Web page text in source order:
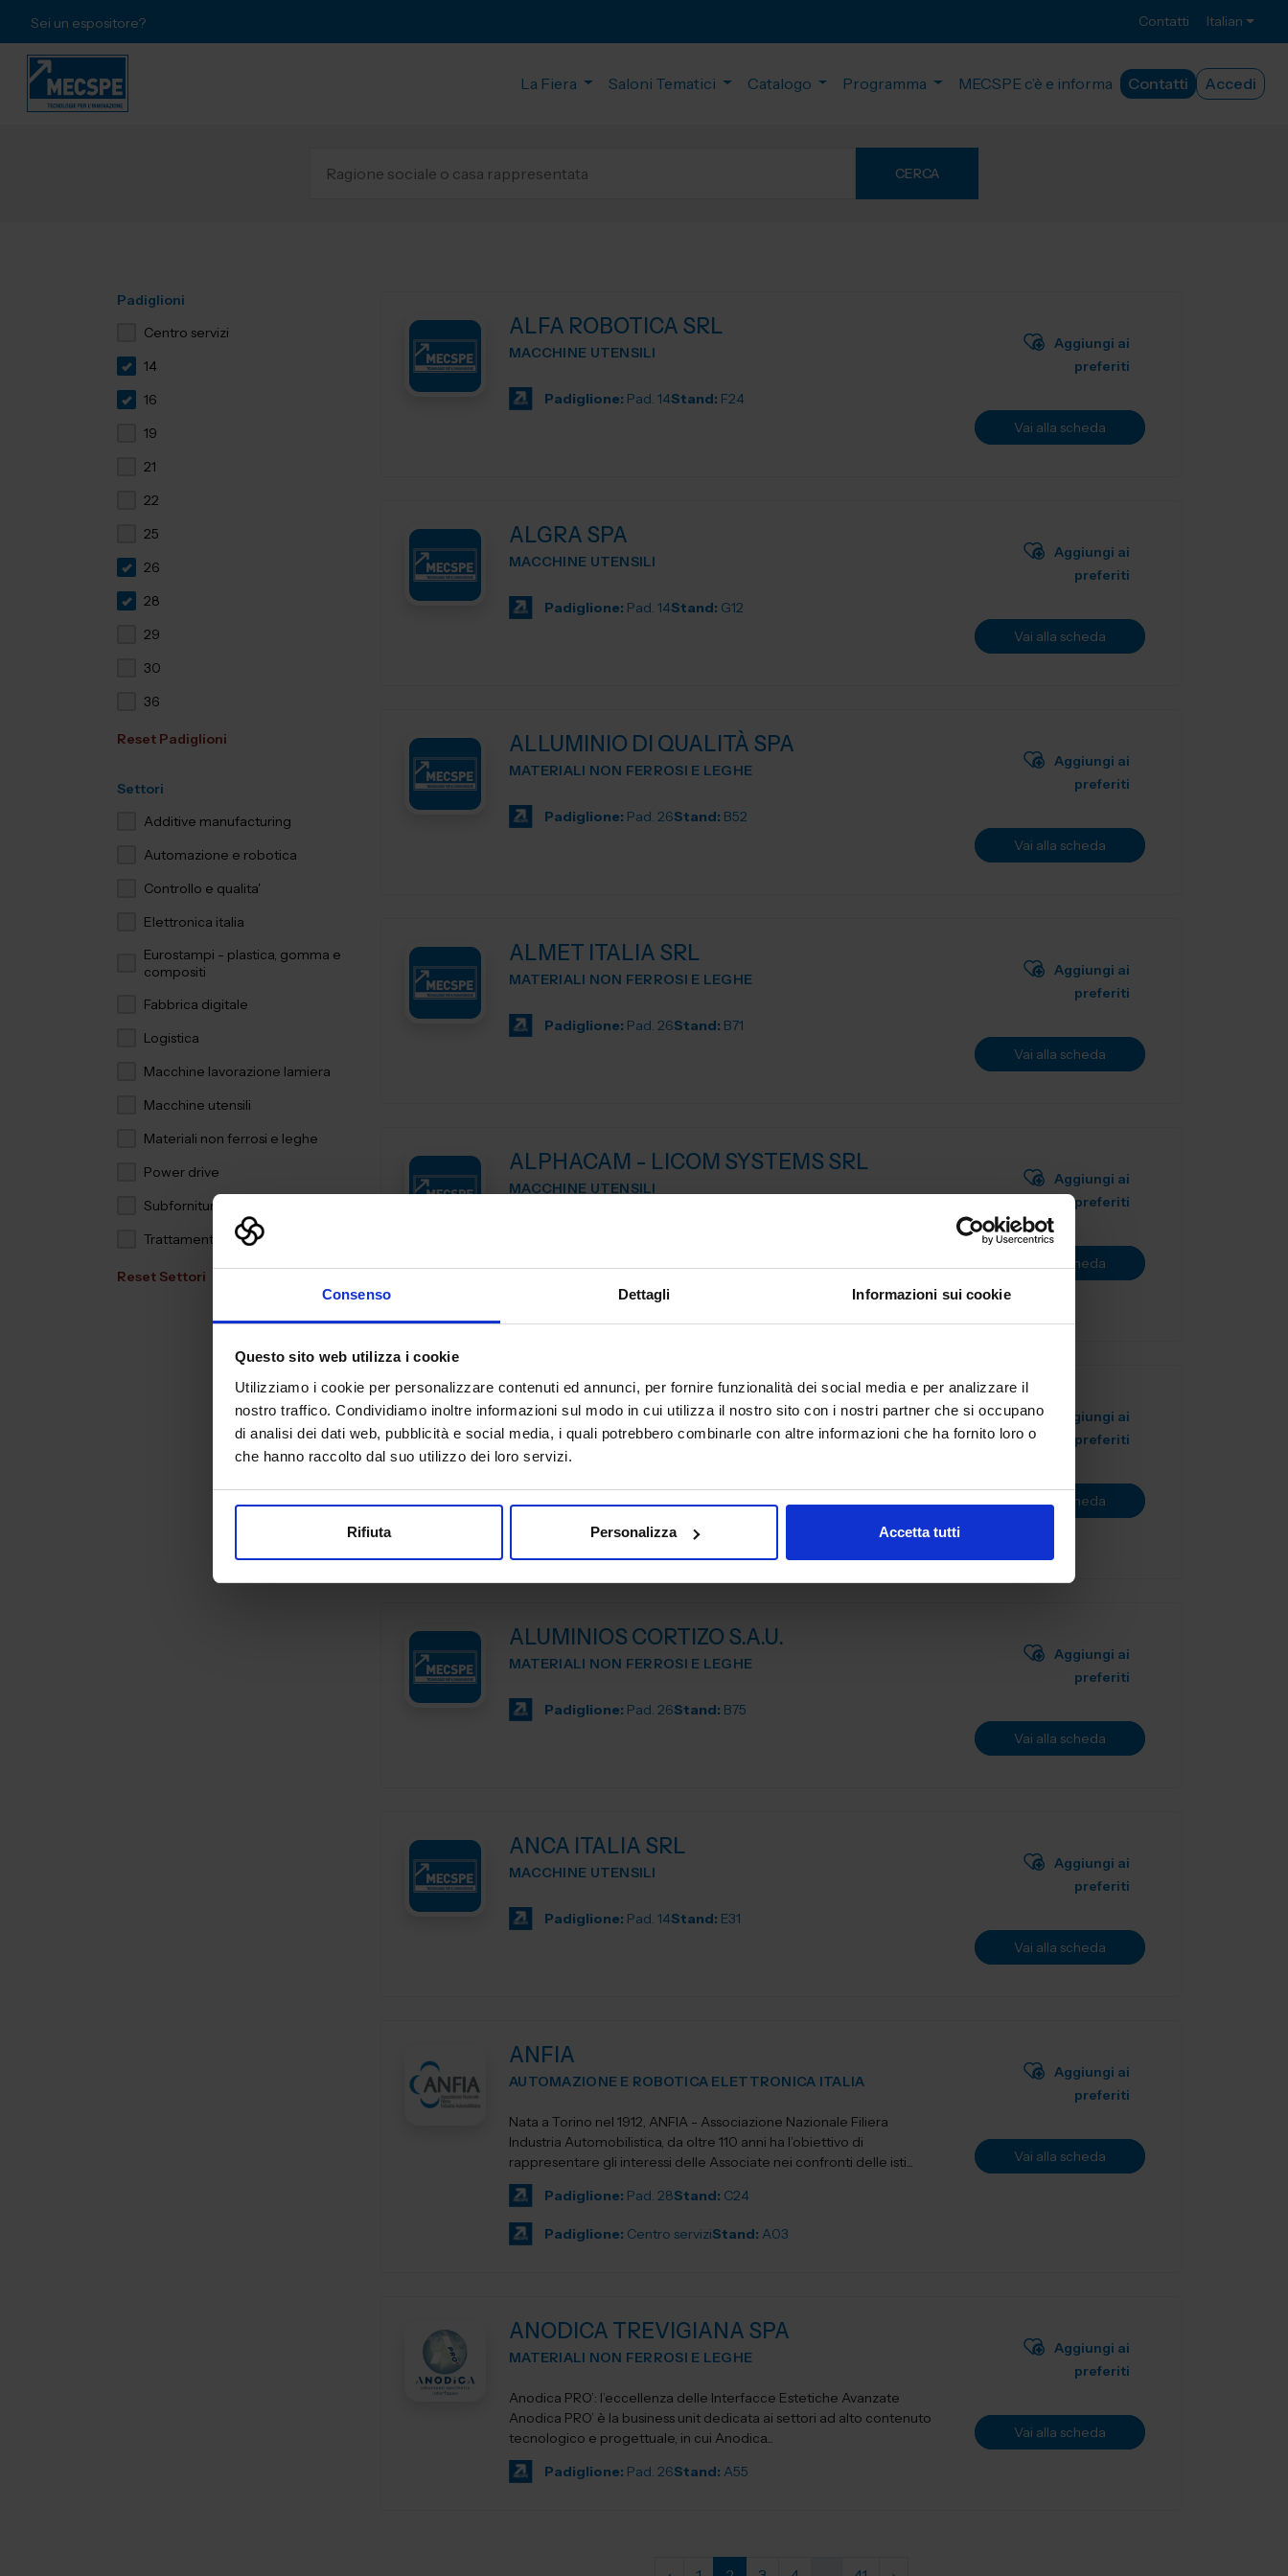
Consenso Dettagli Informazioni sui cookie
Questo sito web utilizza i cookie
Utilizziamo i cookie per personalizzare contenuti ed annunci, per fornire funzionalità dei social media e per analizzare il
nostro traffico. Condividiamo inoltre informazioni sul modo in cui utilizza il nostro sito con i nostri partner che si occupano
di analisi dei dati web, pubblicità e social media, i quali potrebbero combinarle con altre informazioni che ha fornito loro o
che hanno raccolto dal suo utilizzo dei loro servizi.
Rifiuta Personalizza Accetta tutti
Sei un espositore? Contatti Italian
La Fiera Saloni Tematici Catalogo Programma MECSPE c’è e informa Contatti Accedi
CERCA
Padiglioni
Centro servizi
14
16
19
21
22
25
26
28
29
30
36
Reset Padiglioni
Settori
Additive manufacturing
Automazione e robotica
Controllo e qualita'
Elettronica italia
Eurostampi - plastica, gomma e
compositi
Fabbrica digitale
Logistica
Macchine lavorazione lamiera
Macchine utensili
Materiali non ferrosi e leghe
Power drive
Subfornitura meccanica
Trattamenti e finiture
Reset Settori
ALFA ROBOTICA SRL
MACCHINE UTENSILI
Padiglione: Pad. 14Stand: F24
Aggiungi ai
preferiti
Vai alla scheda
ALGRA SPA
MACCHINE UTENSILI
Padiglione: Pad. 14Stand: G12
Aggiungi ai
preferiti
Vai alla scheda
ALLUMINIO DI QUALITÀ SPA
MATERIALI NON FERROSI E LEGHE
Padiglione: Pad. 26Stand: B52
Aggiungi ai
preferiti
Vai alla scheda
ALMET ITALIA SRL
MATERIALI NON FERROSI E LEGHE
Padiglione: Pad. 26Stand: B71
Aggiungi ai
preferiti
Vai alla scheda
ALPHACAM - LICOM SYSTEMS SRL
MACCHINE UTENSILI
siano essi centri di lavoro, pantografi, torni da3 fino a 5 a...
Padiglione:Pad. 16
Aggiungi ai
preferiti
Vai alla scheda
ALSCO ITALIA SRL
SUBFORNITURA MECCANICA
ALSCO è un gruppo internazionale leader nei servizi di noleggio,
lavaggio e gestione di abbigliamento professionale, biancheria e
dispositivi per l’igiene. In Italia, ALSCO Italia support...
Padiglione:Pad. 26Stand:
Aggiungi ai
preferiti
Vai alla scheda
ALUMINIOS CORTIZO S.A.U.
MATERIALI NON FERROSI E LEGHE
Padiglione: Pad. 26Stand: B75
Aggiungi ai
preferiti
Vai alla scheda
ANCA ITALIA SRL
MACCHINE UTENSILI
Padiglione: Pad. 14Stand: E31
Aggiungi ai
preferiti
Vai alla scheda
ANFIA
AUTOMAZIONE E ROBOTICA ELETTRONICA ITALIA
Nata a Torino nel 1912, ANFIA - Associazione Nazionale Filiera
Industria Automobilistica, da oltre 110 anni ha l’obiettivo di
rappresentare gli interessi delle Associate nei confronti delle isti...
Padiglione: Pad. 28Stand: C24
Padiglione: Centro serviziStand: A03
Aggiungi ai
preferiti
Vai alla scheda
ANODICA TREVIGIANA SPA
MATERIALI NON FERROSI E LEGHE
Anodica PRO’: l’eccellenza delle Interfacce Estetiche Avanzate
Anodica PRO’ è la business unit dedicata ai settori ad alto contenuto
tecnologico e progettuale, in cui Anodica...
Padiglione: Pad. 26Stand: A55
Aggiungi ai
preferiti
Vai alla scheda